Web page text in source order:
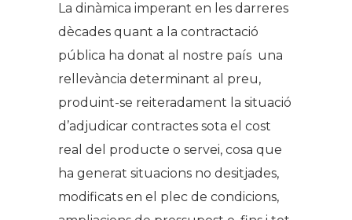
La dinàmica imperant en les darreres
dècades quant a la contractació
pública ha donat al nostre país una
rellevància determinant al preu,
produint-se reiteradament la situació
d’adjudicar contractes sota el cost
real del producte o servei, cosa que
ha generat situacions no desitjades,
modificats en el plec de condicions,